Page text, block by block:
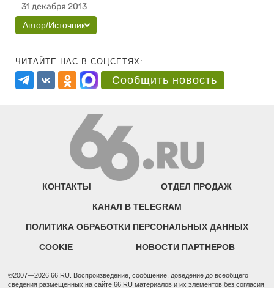
31 декабря 2013
Автор/Источник
ЧИТАЙТЕ НАС В СОЦСЕТЯХ:
Сообщить новость
КОНТАКТЫ ОТДЕЛ ПРОДАЖ
КАНАЛ В TELEGRAM
ПОЛИТИКА ОБРАБОТКИ ПЕРСОНАЛЬНЫХ ДАННЫХ
COOKIE НОВОСТИ ПАРТНЕРОВ
©2007—2026 66.RU. Воспроизведение, сообщение, доведение до всеобщего
сведения размещенных на сайте 66.RU материалов и их элементов без согласия